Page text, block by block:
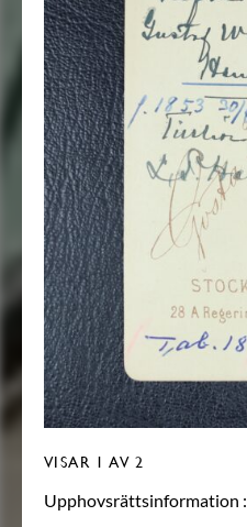
VISAR 1 AV 2
Upphovsrättsinformation :